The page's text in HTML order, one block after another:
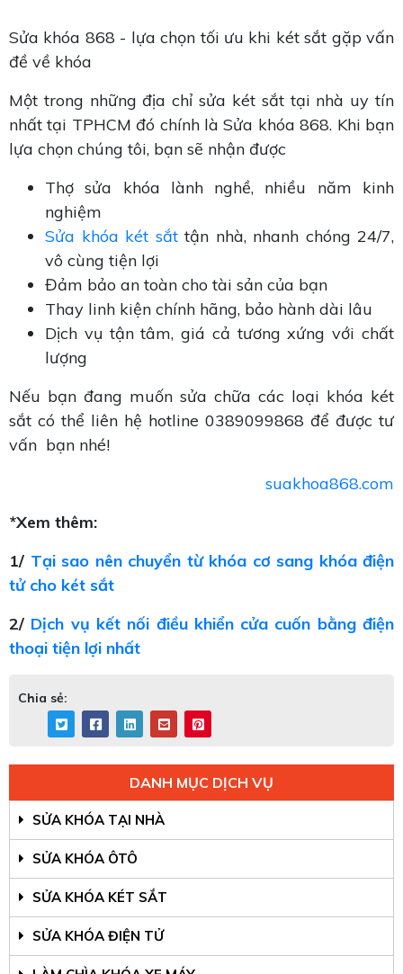
Sửa khóa 868 - lựa chọn tối ưu khi két sắt gặp vấn
đề về khóa
Một trong những địa chỉ sửa két sắt tại nhà uy tín
nhất tại TPHCM đó chính là Sửa khóa 868. Khi bạn
lựa chọn chúng tôi, bạn sẽ nhận được
Thợ sửa khóa lành nghề, nhiều năm kinh
nghiệm
Sửa khóa két sắttận nhà, nhanh chóng 24/7,
vô cùng tiện lợi
Đảm bảo an toàn cho tài sản của bạn
Thay linh kiện chính hãng, bảo hành dài lâu
Dịch vụ tận tâm, giá cả tương xứng với chất
lượng
Nếu bạn đang muốn sửa chữa các loại khóa két
sắt có thể liên hệ hotline 0389099868 để được tư
vấn bạn nhé!
suakhoa868.com
*Xem thêm:
1/ Tại sao nên chuyển từ khóa cơ sang khóa điện
tử cho két sắt
2/ Dịch vụ kết nối điều khiển cửa cuốn bằng điện
thoại tiện lợi nhất
Chia sẻ:
DANH MỤC DỊCH VỤ
SỬA KHÓA TẠI NHÀ
SỬA KHÓA ÔTÔ
SỬA KHÓA KÉT SẮT
SỬA KHÓA ĐIỆN TỬ